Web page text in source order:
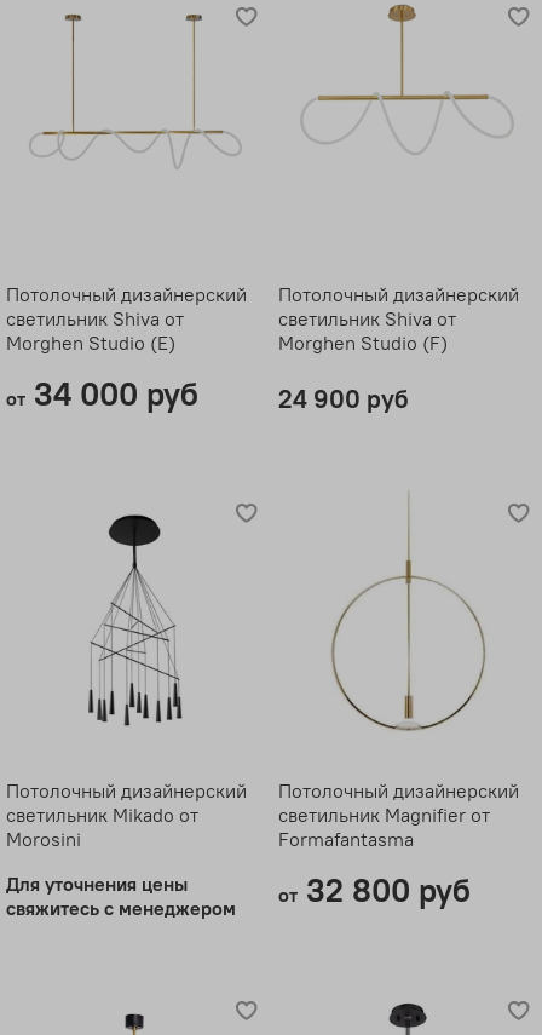
Потолочный дизайнерский
светильник Shiva от
Morghen Studio (E)
от34 000 руб
Потолочный дизайнерский
светильник Shiva от
Morghen Studio (F)
24 900 руб
Потолочный дизайнерский
светильник Mikado от
Morosini
Для уточнения цены
свяжитесь с менеджером
Потолочный дизайнерский
светильник Magnifier от
Formafantasma
от32 800 руб